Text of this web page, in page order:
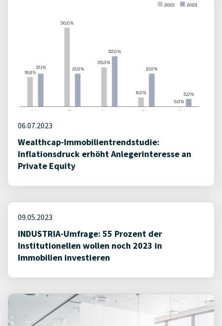
06.07.2023
Wealthcap-Immobilientrendstudie:
Inflationsdruck erhöht Anlegerinteresse an
Private Equity
09.05.2023
INDUSTRIA-Umfrage: 55 Prozent der
Institutionellen wollen noch 2023 in
Immobilien investieren